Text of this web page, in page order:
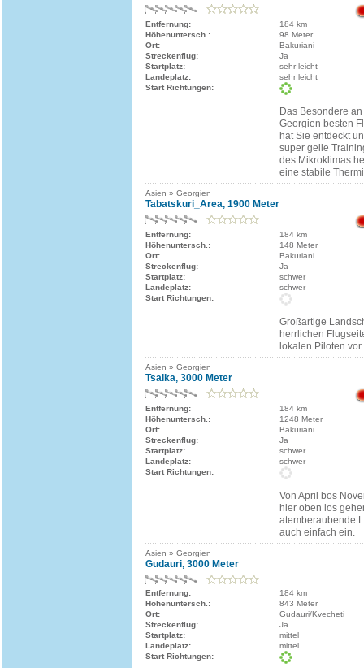
Entfernung:
184 km
Höhenuntersch.:
98 Meter
Ort:
Bakuriani
Streckenflug:
Ja
Startplatz:
sehr leicht
Landeplatz:
sehr leicht
Start Richtungen:
Das Besondere
Georgien besten
hat Sie entdeckt
super geile
des Mikroklimas
eine stabile
Asien » Georgien
Tabatskuri_Area, 1900 Meter
Entfernung:
184 km
Höhenuntersch.:
148 Meter
Ort:
Bakuriani
Streckenflug:
Ja
Startplatz:
schwer
Landeplatz:
schwer
Start Richtungen:
Großartige
herrlichen
lokalen Piloten vor
Asien » Georgien
Tsalka, 3000 Meter
Entfernung:
184 km
Höhenuntersch.:
1248 Meter
Ort:
Bakuriani
Streckenflug:
Ja
Startplatz:
schwer
Landeplatz:
schwer
Start Richtungen:
Von April bos
hier oben los
atemberaubende
auch einfach ein.
Asien » Georgien
Gudauri, 3000 Meter
Entfernung:
184 km
Höhenuntersch.:
843 Meter
Ort:
Gudauri/Kvecheti
Streckenflug:
Ja
Startplatz:
mittel
Landeplatz:
mittel
Start Richtungen: